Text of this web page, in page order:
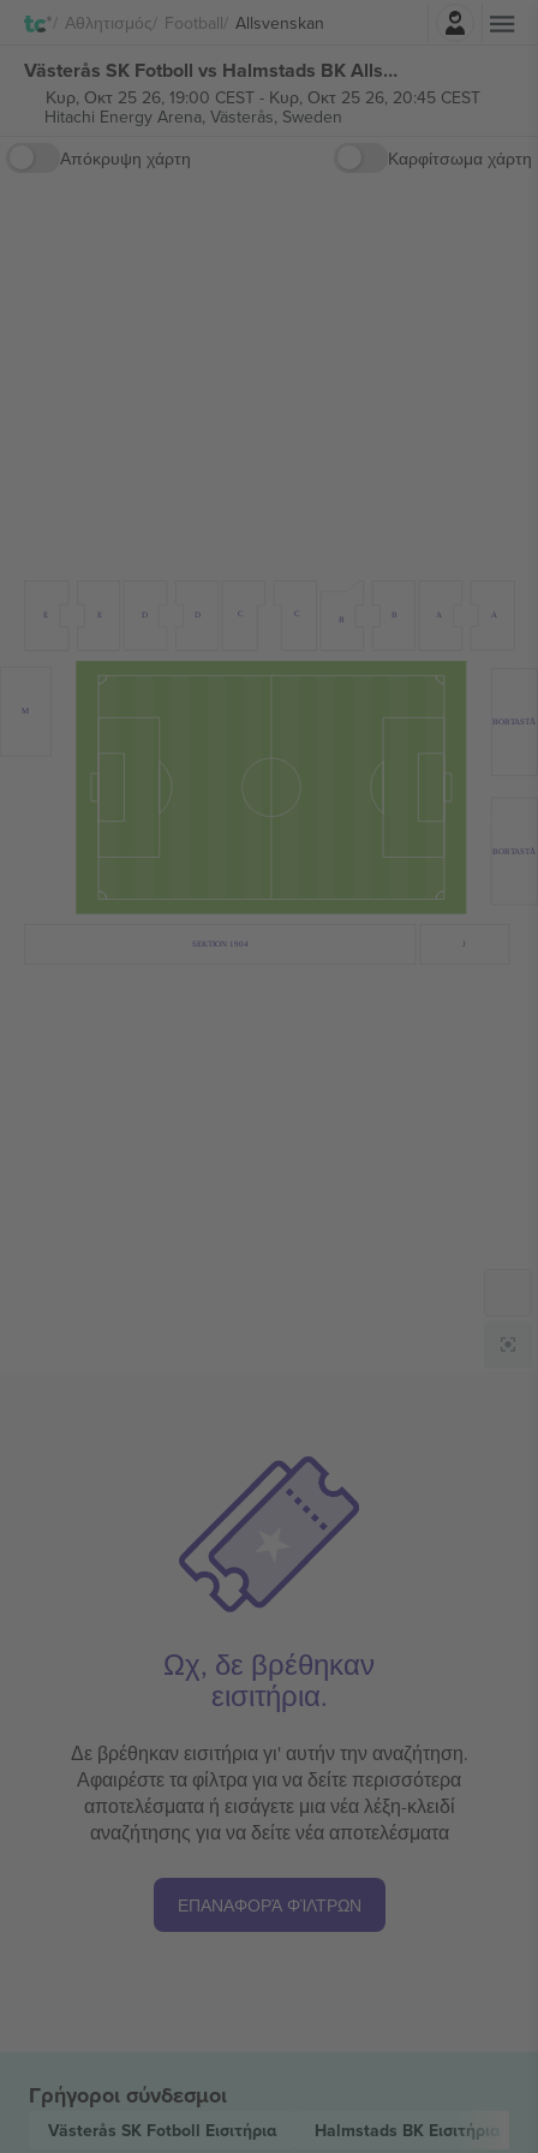
Αθλητισμός Football AllsvenskanΣύνδεση
Västerås SK Fotboll vs Halmstads BK Allsvenskan εισιτήρια
Κυρ, Οκτ 25 26, 19:00 CEST- Κυρ, Οκτ 25 26, 20:45 CEST
Hitachi Energy Arena, Västerås, Sweden
Απόκρυψη χάρτη
Καρφίτσωμα χάρτη
A
A
B
C
C
D
D
E
E
SEKTION 1904 J
M
BORTASTÅ
BORTASTÅ
Ωχ, δε βρέθηκαν
εισιτήρια.
Δε βρέθηκαν εισιτήρια γι' αυτήν την αναζήτηση.
Αφαιρέστε τα φίλτρα για να δείτε περισσότερα
αποτελέσματα ή εισάγετε μια νέα λέξη-κλειδί
αναζήτησης για να δείτε νέα αποτελέσματα
ΕΠΑΝΑΦΟΡΆ ΦΊΛΤΡΩΝ
Γρήγοροι σύνδεσμοι
Västerås SK Fotboll Εισιτήρια Halmstads BK Εισιτήρια